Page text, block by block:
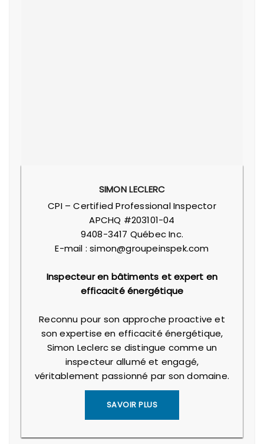
SIMON LECLERC
CPI – Certified Professional Inspector
APCHQ #203101-04
9408-3417 Québec Inc.
E-mail : simon@groupeinspek.com
Inspecteur en bâtiments et expert en
efficacité énergétique
Reconnu pour son approche proactive et
son expertise en efficacité énergétique,
Simon Leclerc se distingue comme un
inspecteur allumé et engagé,
véritablement passionné par son domaine.
SAVOIR PLUS